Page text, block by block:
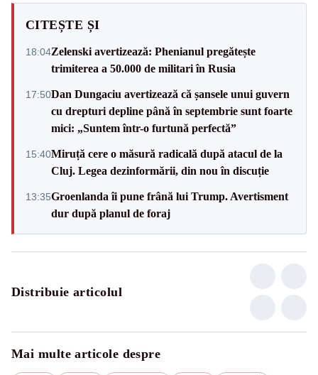
CITEȘTE ȘI
18:04Zelenski avertizează: Phenianul pregătește
trimiterea a 50.000 de militari în Rusia
17:50Dan Dungaciu avertizează că șansele unui guvern
cu drepturi depline până în septembrie sunt foarte
mici: „Suntem într-o furtună perfectă”
15:40Miruță cere o măsură radicală după atacul de la
Cluj. Legea dezinformării, din nou în discuție
13:35Groenlanda îi pune frână lui Trump. Avertisment
dur după planul de foraj
Distribuie articolul
Mai multe articole despre